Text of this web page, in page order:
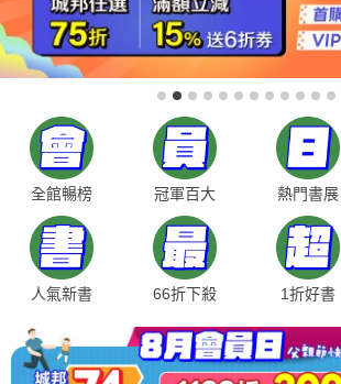
全館暢榜 冠軍百大 熱門書展
人氣新書 66折下殺 1折好書